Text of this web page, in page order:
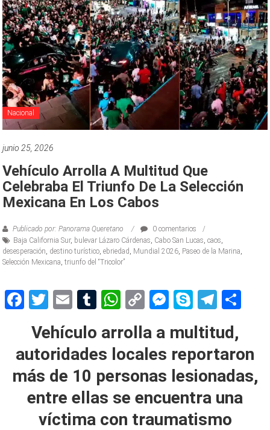
Nacional
junio 25, 2026
Vehículo Arrolla A Multitud Que
Celebraba El Triunfo De La Selección
Mexicana En Los Cabos
Publicado por: Panorama Queretano
0 comentarios
Baja California Sur, bulevar Lázaro Cárdenas Cabo San Lucas ,caos
desesperación destino turístico ,ebriedad Mundial 2026 Paseo de la Marina
Selección Mexicana ,triunfo del “Tricolor”
Facebook
Twitter
EmailTumblr
WhatsApp
CopyMessenger
Skype
Vehículo arrolla a multitud,
autoridades locales reportaron
más de 10 personas lesionadas,
entre ellas se encuentra una
víctima con traumatismo